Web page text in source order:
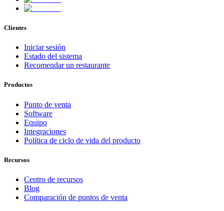
Clientes
Iniciar sesión
Estado del sistema
Recomendar un restaurante
Productos
Punto de venta
Software
Equipo
Integraciones
Política de ciclo de vida del producto
Recursos
Centro de recursos
Blog
Comparación de puntos de venta